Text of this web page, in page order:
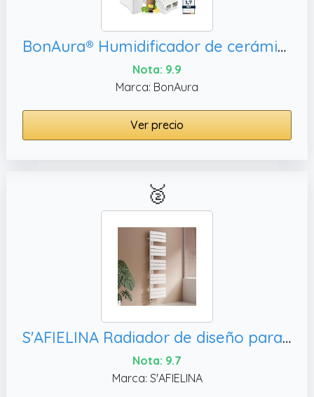
BonAura® Humidificador de cerámica, recipiente de agua
Nota: 9.9
Marca: BonAura
Ver precio
🥈
S'AFIELINA Radiador de diseño para baño, 570 vatios（Válvula no incluida）
Nota: 9.7
Marca: S'AFIELINA